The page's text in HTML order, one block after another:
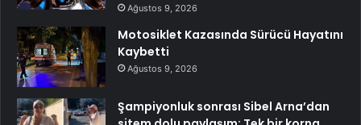
Ağustos 9, 2026
Motosiklet Kazasında Sürücü Hayatını
Kaybetti
Ağustos 9, 2026
Şampiyonluk sonrası Sibel Arna’dan